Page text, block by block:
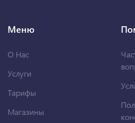
Меню
О Нас
Услуги
Тарифы
Магазины